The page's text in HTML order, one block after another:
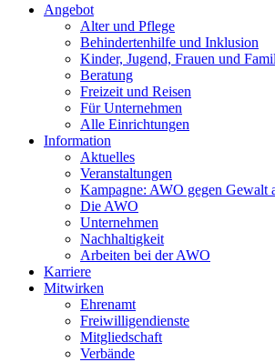
Angebot
Alter und Pflege
Behindertenhilfe und Inklusion
Kinder, Jugend, Frauen und
Beratung
Freizeit und Reisen
Für Unternehmen
Alle Einrichtungen
Information
Aktuelles
Veranstaltungen
Kampagne: AWO gegen Gewalt
Die AWO
Unternehmen
Nachhaltigkeit
Arbeiten bei der AWO
Karriere
Mitwirken
Ehrenamt
Freiwilligendienste
Mitgliedschaft
Verbände